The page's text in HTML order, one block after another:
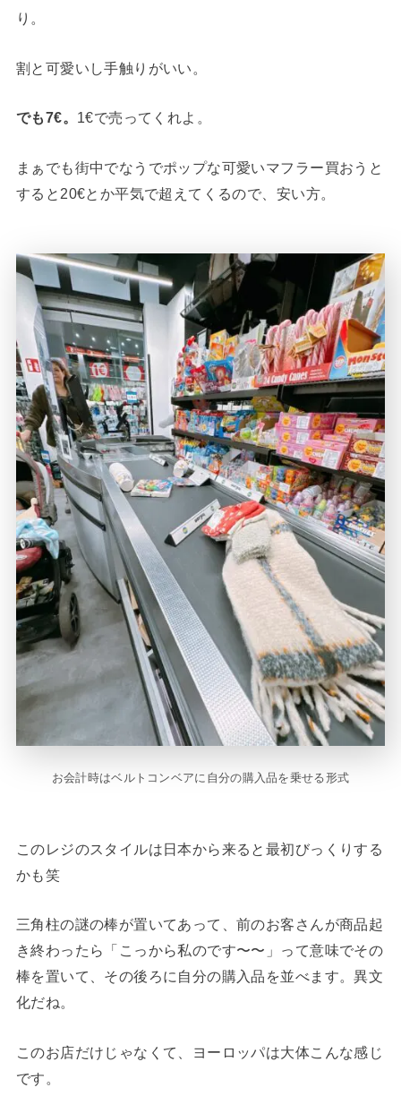
り。
割と可愛いし手触りがいい。
でも7€。 1€で売ってくれよ。
まぁでも街中でなうでポップな可愛いマフラー買おうと
すると20€とか平気で超えてくるので、安い方。
お会計時はベルトコンベアに自分の購入品を乗せる形式
このレジのスタイルは日本から来ると最初びっくりする
かも笑
三角柱の謎の棒が置いてあって、前のお客さんが商品起
き終わったら「こっから私のです〜〜」って意味でその
棒を置いて、その後ろに自分の購入品を並べます。異文
化だね。
このお店だけじゃなくて、ヨーロッパは大体こんな感じ
です。